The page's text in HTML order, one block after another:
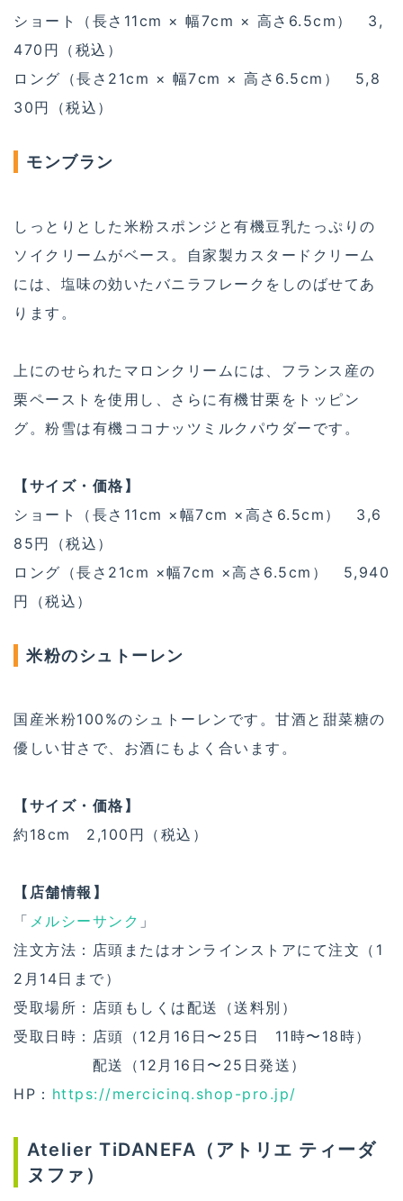
ショート（長さ11cm × 幅7cm × 高さ6.5cm） 3,
470円（税込）
ロング（長さ21cm × 幅7cm × 高さ6.5cm） 5,8
30円（税込）
モンブラン
しっとりとした米粉スポンジと有機豆乳たっぷりの
ソイクリームがベース。自家製カスタードクリーム
には、塩味の効いたバニラフレークをしのばせてあ
ります。
上にのせられたマロンクリームには、フランス産の
栗ペーストを使用し、さらに有機甘栗をトッピン
グ。粉雪は有機ココナッツミルクパウダーです。
【サイズ・価格】
ショート（長さ11cm ×幅7cm ×高さ6.5cm） 3,6
85円（税込）
ロング（長さ21cm ×幅7cm ×高さ6.5cm） 5,940
円（税込）
米粉のシュトーレン
国産米粉100%のシュトーレンです。甘酒と甜菜糖の
優しい甘さで、お酒にもよく合います。
【サイズ・価格】
約18cm 2,100円（税込）
【店舗情報】
「 メルシーサンク 」
注文方法：店頭またはオンラインストアにて注文（1
2月14日まで）
受取場所：店頭もしくは配送（送料別）
受取日時：店頭（12月16日〜25日 11時〜18時）
配送（12月16日〜25日発送）
HP： https://mercicinq.shop-pro.jp/
Atelier TiDANEFA（アトリエ ティーダ
ヌファ）